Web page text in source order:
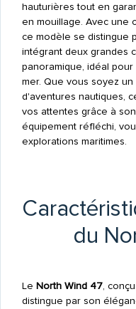
hauturières tout en
en mouillage. Avec une
ce modèle se distingue
intégrant deux grandes
panoramique, idéal
mer. Que vous soyez
d'aventures nautiques,
vos attentes grâce à son
équipement réfléchi,
explorations maritimes.
du
Le North Wind 47,
distingue par son